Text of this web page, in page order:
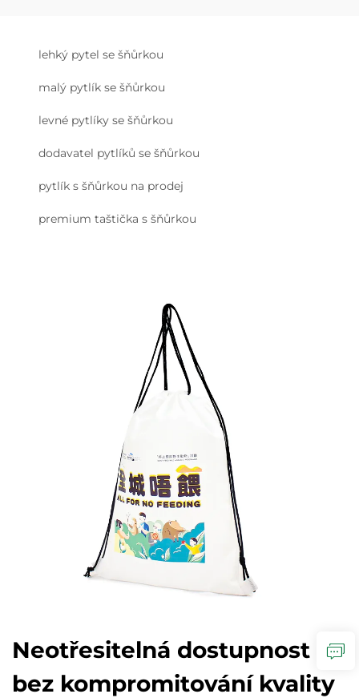
lehký pytel se šňůrkou
malý pytlík se šňůrkou
levné pytlíky se šňůrkou
dodavatel pytlíků se šňůrkou
pytlík s šňůrkou na prodej
premium taštička s šňůrkou
Neotřesitelná dostupnost
bez kompromitování kvality